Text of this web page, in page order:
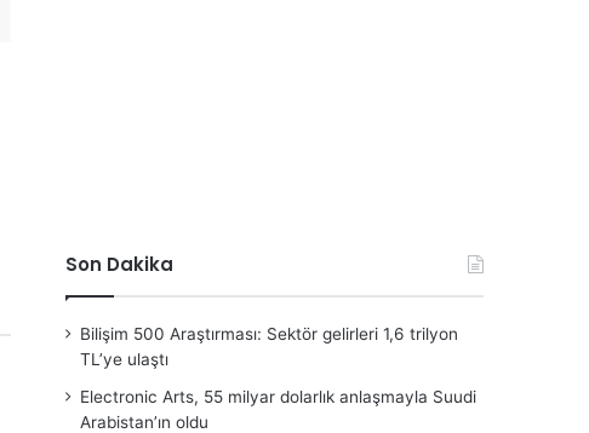
Son Dakika
Bilişim 500 Araştırması: Sektör gelirleri 1,6 trilyon
TL’ye ulaştı
Electronic Arts, 55 milyar dolarlık anlaşmayla Suudi
Arabistan’ın oldu